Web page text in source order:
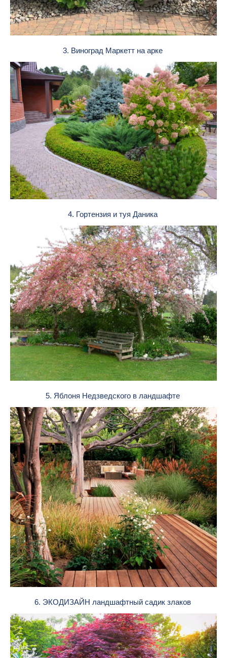
3. Виноград Маркетт на арке
4. Гортензия и туя Даника
5. Яблоня Недзведского в ландшафте
6. ЭКОДИЗАЙН ландшафтный садик злаков